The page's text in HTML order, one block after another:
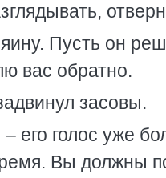
Пусть он
вас обратно.
засовы.
его голос уже
Вы должны